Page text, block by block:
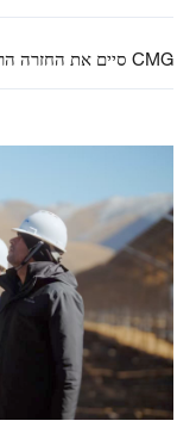
CMG סיים את החזרה הרביעית של גאלת פסטיבל האביב 2026